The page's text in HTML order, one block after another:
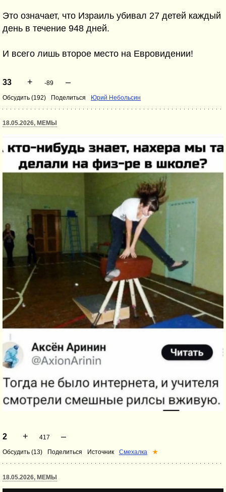
Это означает, что Израиль убивал 27 детей каждый
день в течение 948 дней.
И всего лишь второе место на Евровидении!
33 + -89 –
Обсудить (192) Поделиться Юрий Небольсин
18.05.2026, МЕМЫ
2 + 417 –
Обсудить (13) Поделиться Источник Смехалка ★
18.05.2026, МЕМЫ